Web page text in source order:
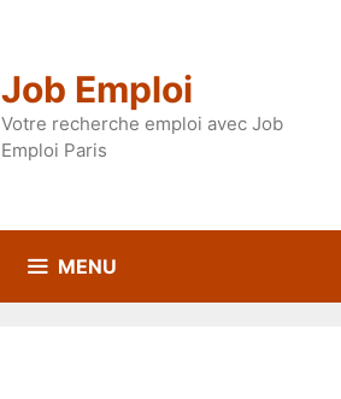
Job Emploi
Votre recherche emploi avec Job
Emploi Paris
MENU